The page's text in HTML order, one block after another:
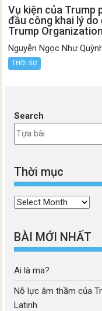
Vụ kiện của Trump
đầu công khai lý
Trump Organization
Nguyễn Ngọc Như
THỜI SỰ
Search
Thời mục
Thời
BÀI MỚI NHẤT
Ai là ma?
Nỗ lực âm thầm của
Latinh